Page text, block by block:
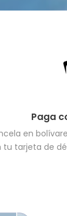
Paga
en
tu tarjeta de